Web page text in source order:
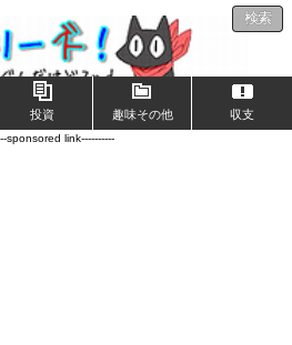
検索
投資 趣味その他 収支
sponsored link----------